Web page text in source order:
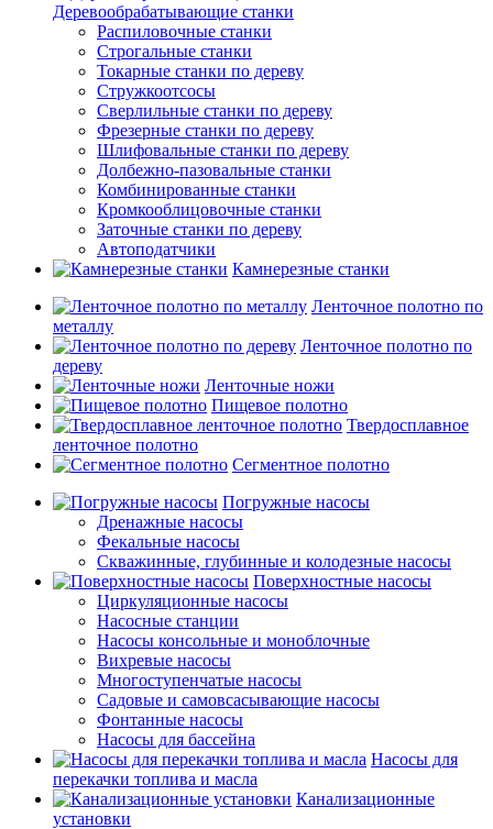
Деревообрабатывающие станки
Распиловочные станки
Строгальные станки
Токарные станки по дереву
Стружкоотсосы
Сверлильные станки по дереву
Фрезерные станки по дереву
Шлифовальные станки по дереву
Долбежно-пазовальные станки
Комбинированные станки
Кромкооблицовочные станки
Заточные станки по дереву
Автоподатчики
Камнерезные станки
Ленточное полотно по
металлу
Ленточное полотно по
дереву
Ленточные ножи
Пищевое полотно
Твердосплавное
ленточное полотно
Сегментное полотно
Погружные насосы
Дренажные насосы
Фекальные насосы
Скважинные, глубинные и колодезные насосы
Поверхностные насосы
Циркуляционные насосы
Насосные станции
Насосы консольные и моноблочные
Вихревые насосы
Многоступенчатые насосы
Садовые и самовсасывающие насосы
Фонтанные насосы
Насосы для бассейна
Насосы для
перекачки топлива и масла
Канализационные
установки